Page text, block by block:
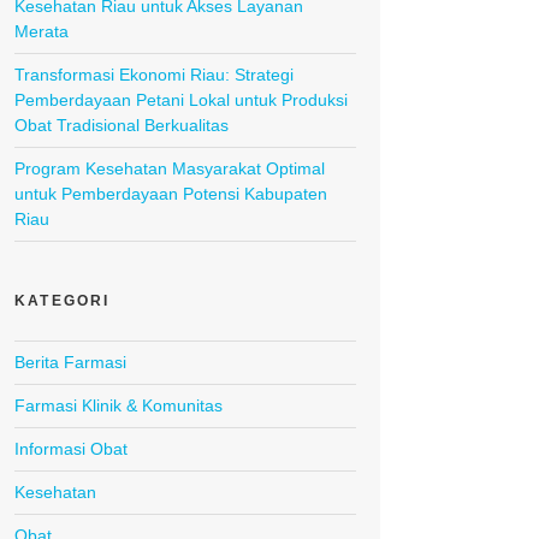
Kesehatan Riau untuk Akses Layanan
Merata
Transformasi Ekonomi Riau: Strategi
Pemberdayaan Petani Lokal untuk Produksi
Obat Tradisional Berkualitas
Program Kesehatan Masyarakat Optimal
untuk Pemberdayaan Potensi Kabupaten
Riau
KATEGORI
Berita Farmasi
Farmasi Klinik & Komunitas
Informasi Obat
Kesehatan